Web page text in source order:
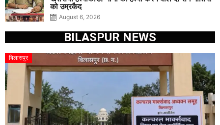
को उम्रकैद
August 6, 2026
BILASPUR NEWS
बिलासपुर